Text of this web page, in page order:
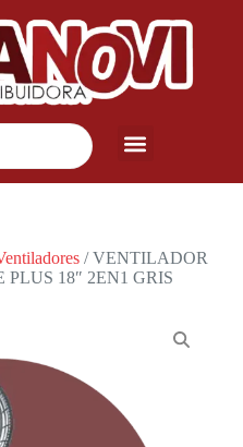
/ VENTILADOR
18″ 2EN1 GRIS